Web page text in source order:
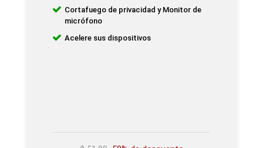
Cortafuego de privacidad y Monitor de
micrófono
Acelere sus dispositivos